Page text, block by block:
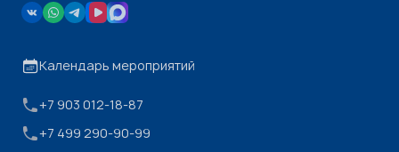
Календарь мероприятий
+7 903 012-18-87
+7 499 290-90-99